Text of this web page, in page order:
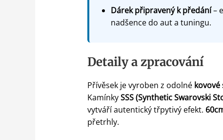
Dárek připravený k předání–
nadšence do aut a tuningu.
Detaily a zpracování
Přívěsek je vyroben z odolné kovové
KamínkySSS (Synthetic Swarovski
vytváří autentický třpytivý efekt.
přetrhly.